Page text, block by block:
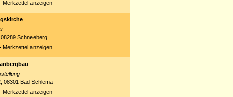
Merkzettel anzeigen
Schneeberg
Merkzettel anzeigen
08301 Bad Schlema
Merkzettel anzeigen